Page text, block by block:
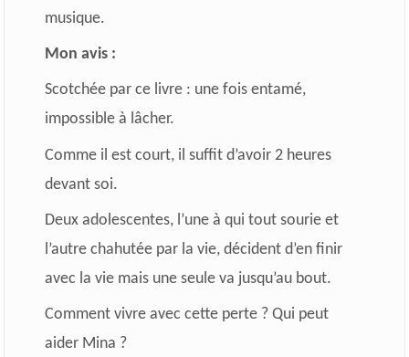
musique.
Mon avis :
Scotchée par ce livre : une fois entamé,
impossible à lâcher.
Comme il est court, il suffit d’avoir 2 heures
devant soi.
Deux adolescentes, l’une à qui tout sourie et
l’autre chahutée par la vie, décident d’en finir
avec la vie mais une seule va jusqu’au bout.
Comment vivre avec cette perte ? Qui peut
aider Mina ?